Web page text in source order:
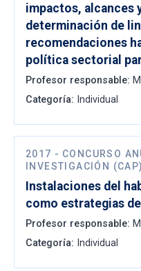
impactos, alcances
determinación de
recomendaciones
política sectorial
Profesor responsable:
Categoría: Individual
2017 - CONCURSO
INVESTIGACIÓN (CAP)
Instalaciones del
como estrategias
Profesor responsable:
Categoría: Individual